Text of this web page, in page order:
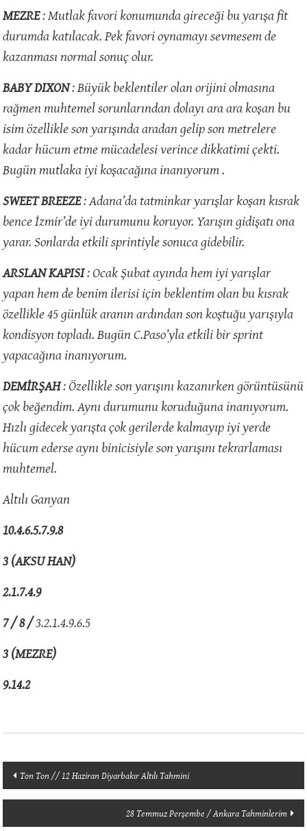
MEZRE: Mutlak favori konumunda gireceği bu yarışa fit
durumda katılacak. Pek favori oynamayı sevmesem de
kazanması normal sonuç olur.
BABY DIXON: Büyük beklentiler olan orijini olmasına
rağmen muhtemel sorunlarından dolayı ara ara koşan bu
isim özellikle son yarışında aradan gelip son metrelere
kadar hücum etme mücadelesi verince dikkatimi çekti.
Bugün mutlaka iyi koşacağına inanıyorum .
SWEET BREEZE: Adana’da tatminkar yarışlar koşan kısrak
bence İzmir’de iyi durumunu koruyor. Yarışın gidişatı ona
yarar. Sonlarda etkili sprintiyle sonuca gidebilir.
ARSLAN KAPISI: Ocak Şubat ayında hem iyi yarışlar
yapan hem de benim ilerisi için beklentim olan bu kısrak
özellikle 45 günlük aranın ardından son koştuğu yarışıyla
kondisyon topladı. Bugün C.Paso’yla etkili bir sprint
yapacağına inanıyorum.
DEMİRŞAH: Özellikle son yarışını kazanırken görüntüsünü
çok beğendim. Aynı durumunu koruduğuna inanıyorum.
Hızlı gidecek yarışta çok gerilerde kalmayıp iyi yerde
hücum ederse aynı binicisiyle son yarışını tekrarlaması
muhtemel.
Altılı Ganyan
10.4.6.5.7.9.8
3 (AKSU HAN)
2.1.7.4.9
7 / 8 /3.2.1.4.9.6.5
3 (MEZRE)
9.14.2
Yazı
dolaşımı
Ton Ton // 12 Haziran Diyarbakır Altılı Tahmini
28 Temmuz Perşembe / Ankara Tahminlerim